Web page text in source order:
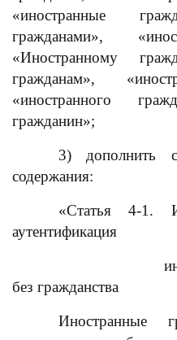
«иностранные
гражданами»,
«Иностранному
гражданам»,
«иностранного
гражданин»;
3) дополнить
содержания:
«Статья 4-1.
аутентификация
без гражданства
Иностранные